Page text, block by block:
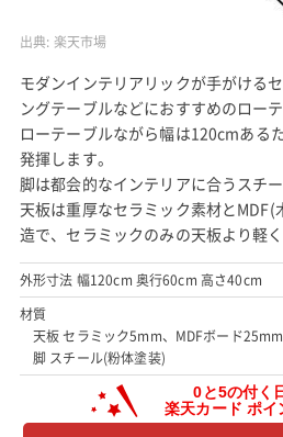
出典: 楽天市場
モダンインテリアリックが手がける
ングテーブルなどにおすすめのロー
ローテーブルながら幅は120cmある
発揮します。
脚は都会的なインテリアに合うスチー
天板は重厚なセラミック素材と
造で、セラミックのみの天板より軽
外形寸法 幅120cm 奥行60cm 高さ40cm
材質
天板 セラミック5mm、MDFボード25mm
脚 スチール(粉体塗装)